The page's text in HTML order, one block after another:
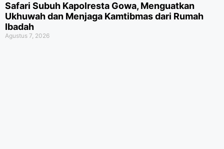
Safari Subuh Kapolresta Gowa, Menguatkan
Ukhuwah dan Menjaga Kamtibmas dari Rumah
Ibadah
Agustus 7, 2026